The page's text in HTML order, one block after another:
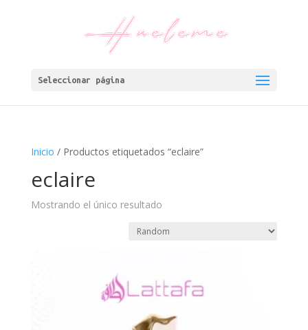
Seleccionar página
Inicio / Productos etiquetados “eclaire”
eclaire
Mostrando el único resultado